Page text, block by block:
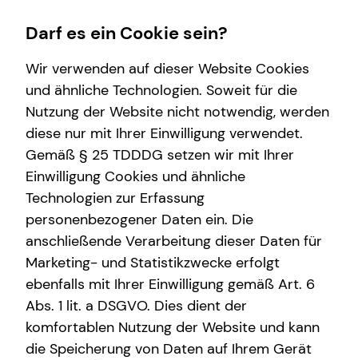
Finanzberatung
Videoberatung
Spezialisten-Netzwerk
Investment
Kapitalanlage Immobilien
Wissenswertes
Über tecis
teamzukunft
Interview
Service
Kundenportal
Darf es ein Cookie sein?
Wir verwenden auf dieser Website Cookies
und ähnliche Technologien. Soweit für die
Nutzung der Website nicht notwendig, werden
diese nur mit Ihrer Einwilligung verwendet.
Gemäß § 25 TDDDG setzen wir mit Ihrer
Einwilligung Cookies und ähnliche
Technologien zur Erfassung
personenbezogener Daten ein. Die
anschließende Verarbeitung dieser Daten für
Marketing- und Statistikzwecke erfolgt
ebenfalls mit Ihrer Einwilligung gemäß Art. 6
Abs. 1 lit. a DSGVO. Dies dient der
komfortablen Nutzung der Website und kann
die Speicherung von Daten auf Ihrem Gerät